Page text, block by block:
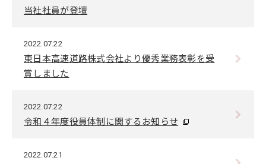
当社社員が登壇
2022.07.22
東日本高速道路株式会社より優秀業務表彰を受
賞しました
2022.07.22
令和４年度役員体制に関するお知らせ
2022.07.21